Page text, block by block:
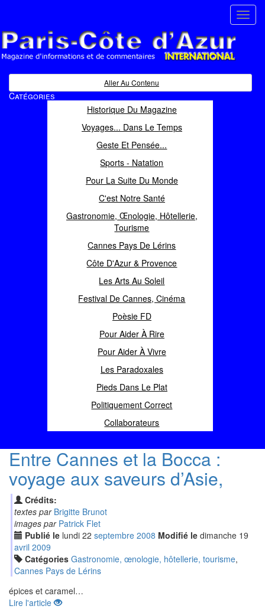
Magazine d'informations et de commentaires
Aller Au Contenu
Catégories
Historique Du Magazine
Voyages... Dans Le Temps
Geste Et Pensée...
Sports - Natation
Pour La Suite Du Monde
C'est Notre Santé
Gastronomie, Œnologie, Hôtellerie,
Tourisme
Cannes Pays De Lérins
Côte D'Azur & Provence
Les Arts Au Soleil
Festival De Cannes, Cinéma
Poèsie FD
Pour Aider À Rire
Pour Aider À Vivre
Les Paradoxales
Pieds Dans Le Plat
Politiquement Correct
Collaborateurs
Entre Cannes et la Bocca :
voyage aux saveurs d’Asie,
Crédits:
textes par Brigitte Brunot
images par Patrick Flet
Publié le lundi 22 septembre 2008 Modifié le dimanche 19
avril 2009
Catégories Gastronomie, œnologie, hôtellerie, tourisme,
Cannes Pays de Lérins
épices et caramel…
Lire l'article